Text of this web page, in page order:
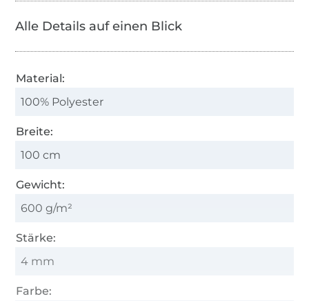
Alle Details auf einen Blick
Material:
100% Polyester
Breite:
100 cm
Gewicht:
600 g/m²
Stärke:
4 mm
Farbe: